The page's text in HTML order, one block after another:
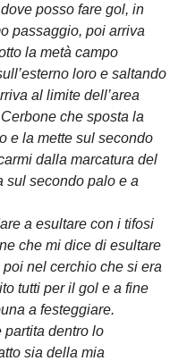
posso fare gol, in
passaggio, poi arriva
la metà campo
loro e saltando
al limite dell’area
che sposta la
e la mette sul secondo
dalla marcatura del
sul secondo palo e a
a esultare con i tifosi
che mi dice di esultare
nel cerchio che si era
tutti per il gol e a fine
a festeggiare.
partita dentro lo
sia della mia